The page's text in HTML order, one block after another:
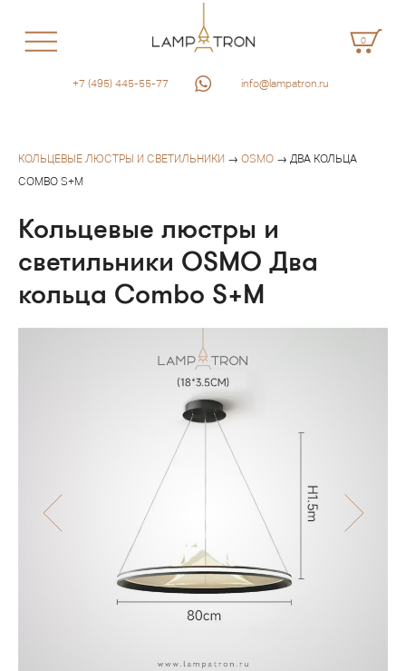
0
+7 (495) 445-55-77 info@lampatron.ru
КОЛЬЦЕВЫЕ ЛЮСТРЫ И СВЕТИЛЬНИКИ → OSMO → ДВА КОЛЬЦА
COMBO S+M
Кольцевые люстры и
светильники OSMO Два
кольца Combo S+M